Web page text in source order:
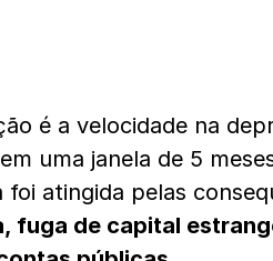
é a velocidade na
uma janela de 5
foi atingida pelas
fuga de capital